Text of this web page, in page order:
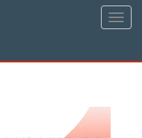
Toggle